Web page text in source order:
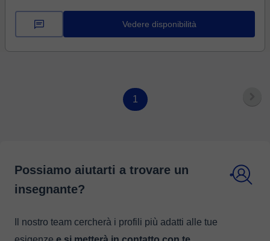
ricercatore al P...
Vedere disponibilità
1
Possiamo aiutarti a trovare un
insegnante?
Il nostro team cercherà i profili più adatti alle tue